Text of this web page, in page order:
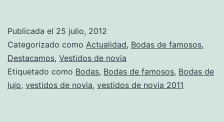
Publicada el 25 julio, 2012
Categorizado como Actualidad, Bodas de famosos,
Destacamos, Vestidos de novia
Etiquetado como Bodas, Bodas de famosos, Bodas de
lujo, vestidos de novia, vestidos de novia 2011